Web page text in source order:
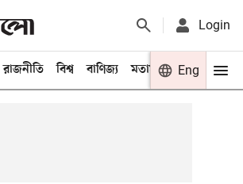
Login
রাজনীতি বিশ্ব বাণিজ্য মতামত খেলা
Eng